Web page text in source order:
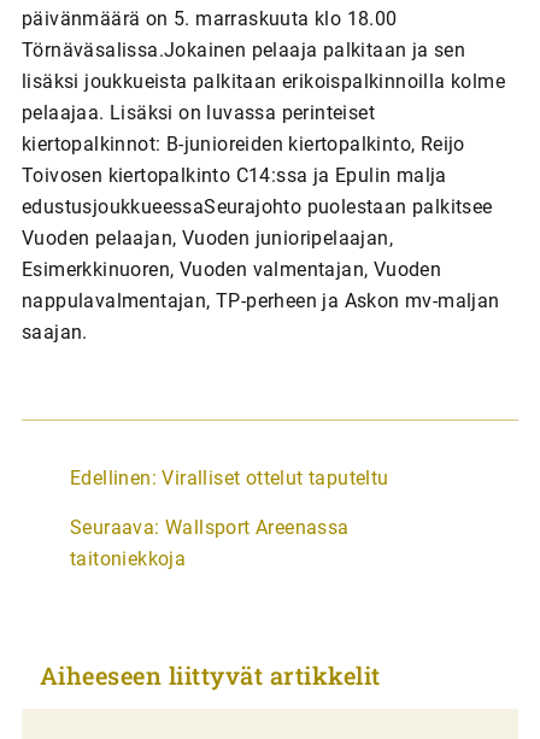
päivänmäärä on 5. marraskuuta klo 18.00
Törnäväsalissa.Jokainen pelaaja palkitaan ja sen
lisäksi joukkueista palkitaan erikoispalkinnoilla kolme
pelaajaa. Lisäksi on luvassa perinteiset
kiertopalkinnot: B-junioreiden kiertopalkinto, Reijo
Toivosen kiertopalkinto C14:ssa ja Epulin malja
edustusjoukkueessaSeurajohto puolestaan palkitsee
Vuoden pelaajan, Vuoden junioripelaajan,
Esimerkkinuoren, Vuoden valmentajan, Vuoden
nappulavalmentajan, TP-perheen ja Askon mv-maljan
saajan.
A
t
i
e
Edellinen: Viralliset ottelut taputeltu
Seuraava: Wallsport Areenassa
taitoniekkoja
Aiheeseen liittyvät artikkelit